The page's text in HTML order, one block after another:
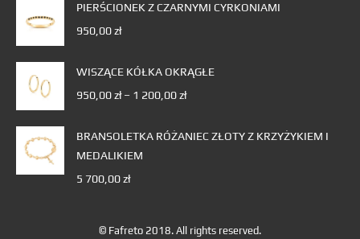
PIERŚCIONEK Z CZARNYMI CYRKONIAMI
950,00zł
WISZĄCE KÓŁKA OKRĄGŁE
950,00zł – 1 200,00zł
BRANSOLETKA RÓŻANIEC ZŁOTY Z KRZYŻYKIEM I
MEDALIKIEM
5 700,00zł
© Fafreto 2018. All rights reserved.